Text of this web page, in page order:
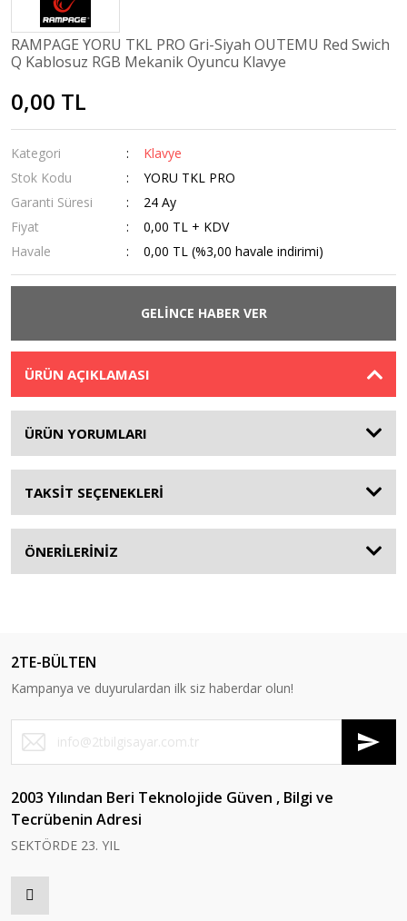
RAMPAGE YORU TKL PRO Gri-Siyah OUTEMU Red Swich
Q Kablosuz RGB Mekanik Oyuncu Klavye
0,00 TL
Kategori
Klavye
Stok Kodu
YORU TKL PRO
Garanti Süresi
24 Ay
Fiyat
0,00 TL + KDV
Havale
0,00 TL (%3,00 havale indirimi)
GELİNCE HABER VER
ÜRÜN AÇIKLAMASI
ÜRÜN YORUMLARI
TAKSİT SEÇENEKLERİ
ÖNERİLERİNİZ
2TE-BÜLTEN
Kampanya ve duyurulardan ilk siz haberdar olun!
2003 Yılından Beri Teknolojide Güven , Bilgi ve
Tecrübenin Adresi
SEKTÖRDE 23. YIL